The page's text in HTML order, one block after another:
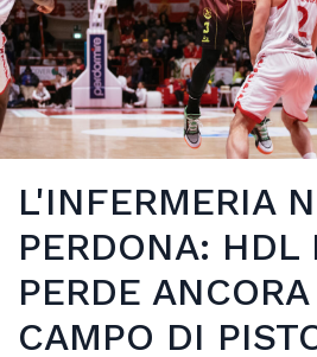
L'INFERMERIA
PERDONA: HDL
PERDE
CAMPO DI